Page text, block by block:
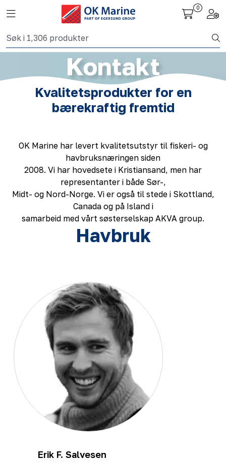
Skip to main content
Toggle navigation
0
Kontakt
Kvalitetsprodukter for en
bærekraftig fremtid
OK Marine har levert kvalitetsutstyr til fiskeri- og
havbruksnæringen siden
2008. Vi har hovedsete i Kristiansand, men har
representanter i både Sør-,
Midt- og Nord-Norge. Vi er også til stede i Skottland,
Canada og på Island i
samarbeid med vårt søsterselskap AKVA group.
Havbruk
Erik F. Salvesen
Fiskeri nettbutikk
Aktuelt